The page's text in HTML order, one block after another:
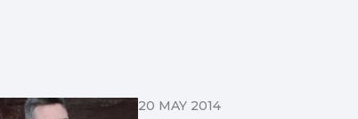
20 MAY 2014